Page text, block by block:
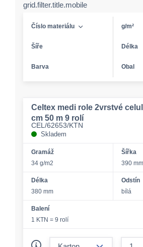
grid.filter.title.mobile
Číslo materiálu g/m²
Šíře Délka
Barva Obal
Celtex medi role 2vrstvé
cm 50 m 9 rolí
CEL/62653/KTN
Skladem
Gramáž
34 g/m2
Šířka
390 mm
Délka
380 mm
Odstín
bílá
Balení
1 KTN = 9 rolí